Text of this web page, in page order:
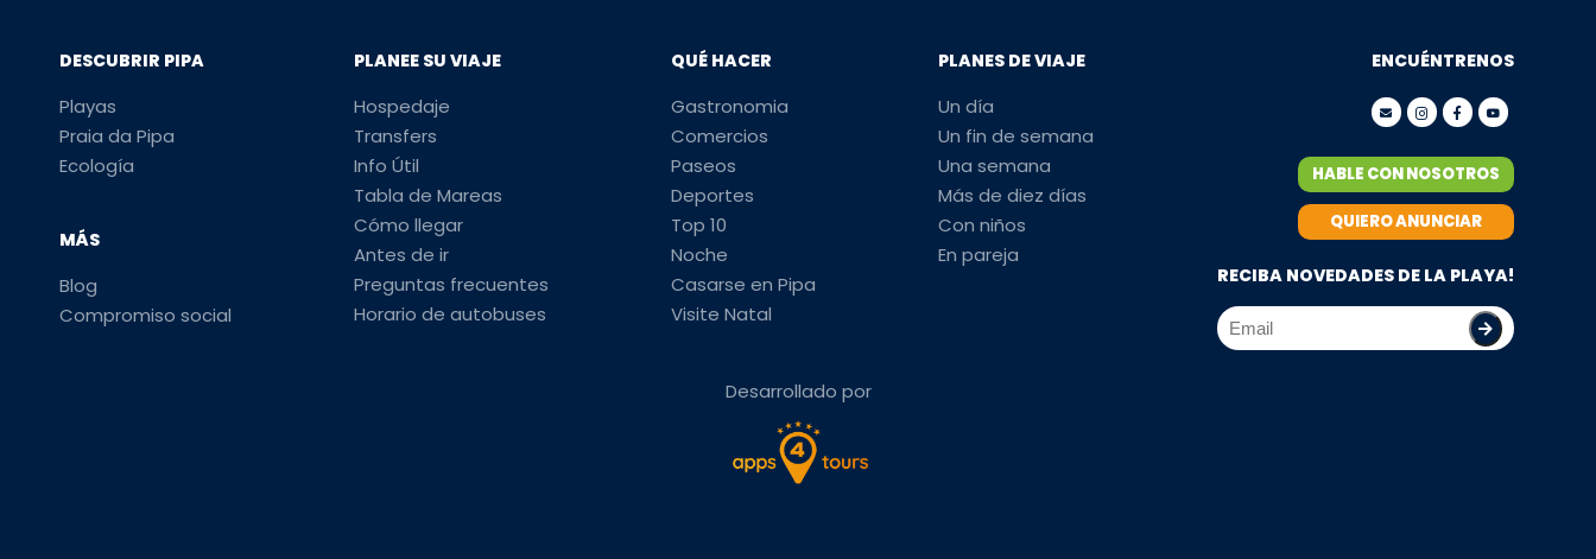
DESCUBRIR PIPA
Playas
Praia da Pipa
Ecología
MÁS
Blog
Compromiso social
PLANEE SU VIAJE
Hospedaje
Transfers
Info Útil
Tabla de Mareas
Cómo llegar
Antes de ir
Preguntas frecuentes
Horario de autobuses
QUÉ HACER
Gastronomia
Comercios
Paseos
Deportes
Top 10
Noche
Casarse en Pipa
Visite Natal
PLANES DE VIAJE
Un día
Un fin de semana
Una semana
Más de diez días
Con niños
En pareja
ENCUÉNTRENOS
HABLE CON NOSOTROS
QUIERO ANUNCIAR
RECIBA NOVEDADES DE LA PLAYA!
Desarrollado por